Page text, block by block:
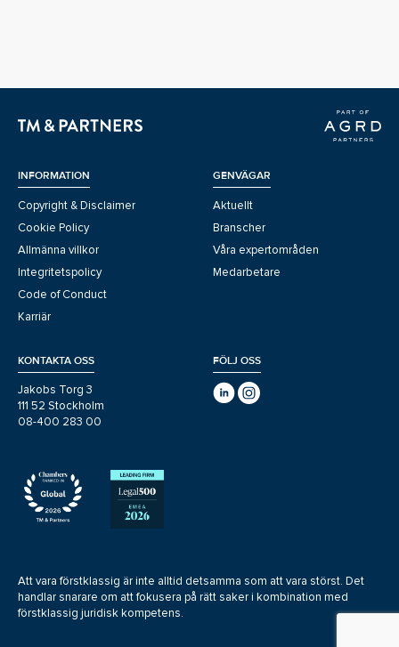
INFORMATION
Copyright & Disclaimer
Cookie Policy
Allmänna villkor
Integritetspolicy
Code of Conduct
Karriär
GENVÄGAR
Aktuellt
Branscher
Våra expertområden
Medarbetare
KONTAKTA OSS
Jakobs Torg 3
111 52 Stockholm
08-400 283 00
FÖLJ OSS
Att vara förstklassig är inte alltid detsamma som att vara störst. Det
handlar snarare om att fokusera på rätt saker i kombination med
förstklassig juridisk kompetens.